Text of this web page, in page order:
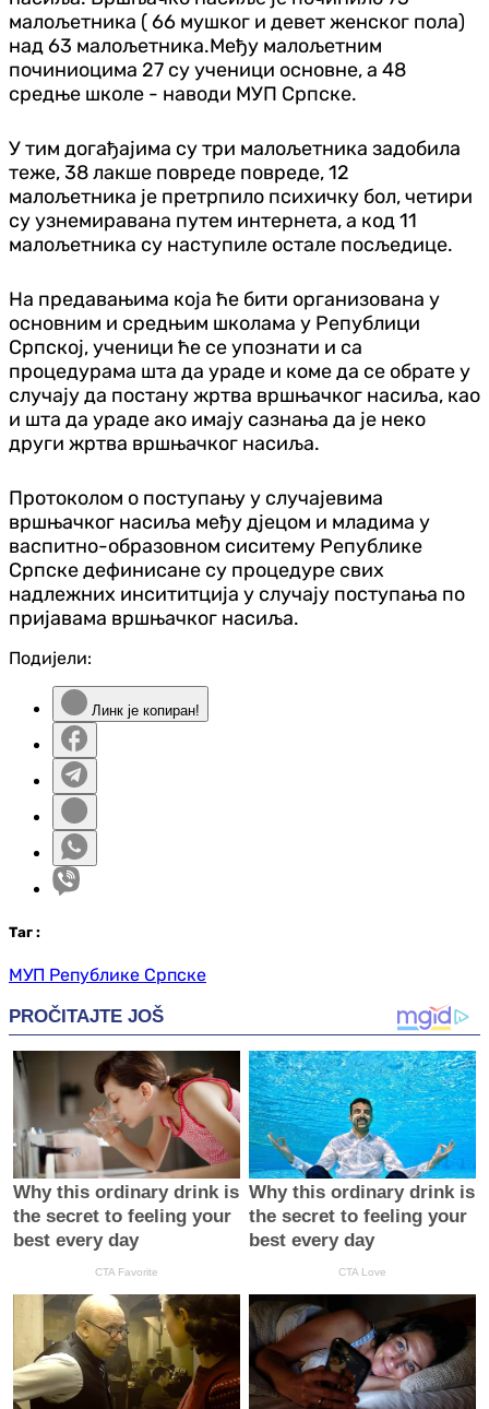
малољетника ( 66 мушког и девет женског пола)
над 63 малољетника.Међу малољетним
починиоцима 27 су ученици основне, а 48
средње школе - наводи МУП Српске.
У тим догађајима су три малољетника задобила
теже, 38 лакше повреде повреде, 12
малољетника је претрпило психичку бол, четири
су узнемиравана путем интернета, а код 11
малољетника су наступиле остале посљедице.
На предавањима која ће бити организована у
основним и средњим школама у Републици
Српској, ученици ће се упознати и са
процедурама шта да ураде и коме да се обрате у
случају да постану жртва вршњачког насиља, као
и шта да ураде ако имају сазнања да је неко
други жртва вршњачког насиља.
Протоколом о поступању у случајевима
вршњачког насиља међу дјецом и младима у
васпитно-образовном сиситему Републике
Српске дефинисане су процедуре свих
надлежних инсититција у случају поступања по
пријавама вршњачког насиља.
Подијели:
Линк је копиран!
Таг :
МУП Републике Српске